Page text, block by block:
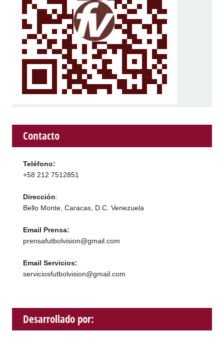
Contacto
Teléfono:
+58 212 7512851
Dirección:
Bello Monte, Caracas, D.C. Venezuela
Email Prensa:
prensafutbolvision@gmail.com
Email Servicios:
serviciosfutbolvision@gmail.com
Desarrollado por: